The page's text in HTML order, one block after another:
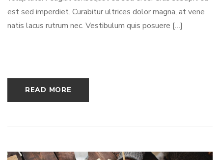
est sed imperdiet. Curabitur ultrices dolor magna, at vene
natis lacus rutrum nec. Vestibulum quis posuere […]
READ MORE